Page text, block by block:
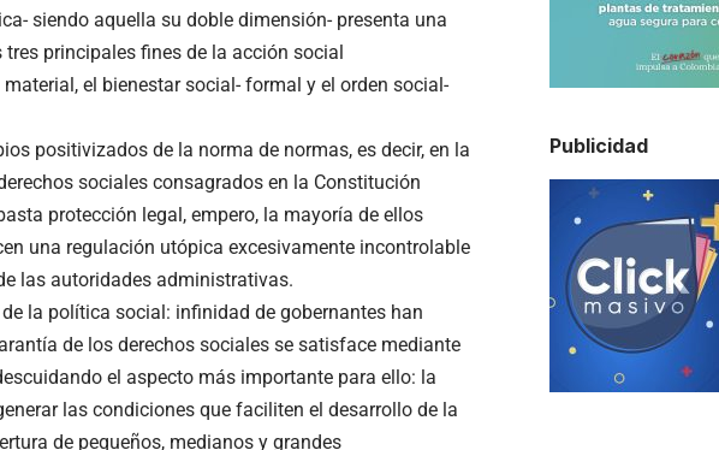
siendo aquella su doble dimensión- presenta una
principales fines de la acción social
el bienestar social- formal y el orden social-
positivizados de la norma de normas, es decir, en la
sociales consagrados en la Constitución
protección legal, empero, la mayoría de ellos
una regulación utópica excesivamente incontrolable
las autoridades administrativas.
la política social: infinidad de gobernantes han
de los derechos sociales se satisface mediante
el aspecto más importante para ello: la
las condiciones que faciliten el desarrollo de la
de pequeños, medianos y grandes
Publicidad